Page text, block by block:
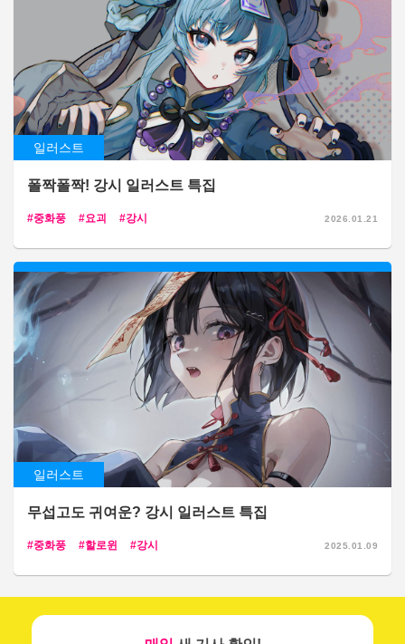
일러스트
폴짝폴짝! 강시 일러스트 특집
중화풍 요괴 강시 2026.01.21
일러스트
무섭고도 귀여운? 강시 일러스트 특집
중화풍 할로윈 강시 2025.01.09